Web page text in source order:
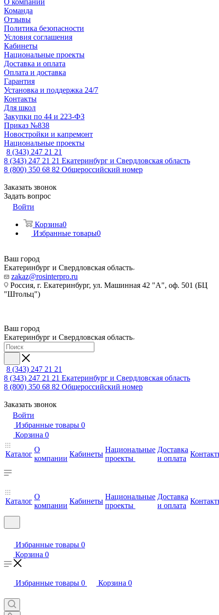
О компании
Команда
Отзывы
Политика безопасности
Условия соглашения
Кабинеты
Национальные проекты
Доставка и оплата
Оплата и доставка
Гарантия
Установка и поддержка 24/7
Контакты
Для школ
Закупки по 44 и 223-ФЗ
Приказ №838
Новостройки и капремонт
Национальные проекты
8 (343) 247 21 21
8 (343) 247 21 21 Екатеринбург и Свердловская область
8 (800) 350 68 82 Общероссийский номер
Заказать звонок
Задать вопрос
Войти
Корзина0
Избранные товары0
Ваш город
Екатеринбург и Свердловская область
zakaz@rosinterpro.ru
Россия, г. Екатеринбург, ул. Машинная 42 "А", оф. 501 (БЦ
"Штольц")
Ваш город
Екатеринбург и Свердловская область
8 (343) 247 21 21
8 (343) 247 21 21 Екатеринбург и Свердловская область
8 (800) 350 68 82 Общероссийский номер
Заказать звонок
Войти
Избранные товары 0
Корзина 0
Каталог
О
компании
Кабинеты
Национальные
проекты
Доставка
и оплата
Каталог
О
компании
Кабинеты
Национальные
проекты
Доставка
и оплата
Избранные товары 0
Корзина 0
Избранные товары 0 Корзина 0